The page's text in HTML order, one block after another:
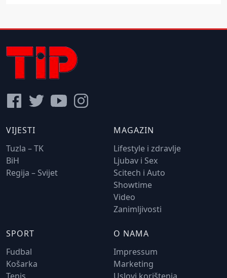
VIJESTI
Tuzla – TK
BiH
Regija – Svijet
MAGAZIN
Lifestyle i zdravlje
Ljubav i Sex
Scitech i Auto
Showtime
Video
Zanimljivosti
SPORT
Fudbal
Košarka
Tenis
O NAMA
Impressum
Marketing
Uslovi korištenja